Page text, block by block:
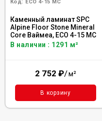
Код: ECO 4-15 MC
Каменный ламинат SPC
Alpine Floor Stone Mineral
Core Ваймеа, ECO 4-15 MC
В наличии : 1291 м²
2 752 ₽/м²
В корзину